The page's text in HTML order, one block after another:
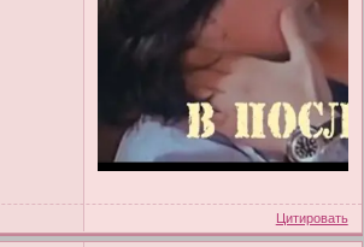
Цитировать